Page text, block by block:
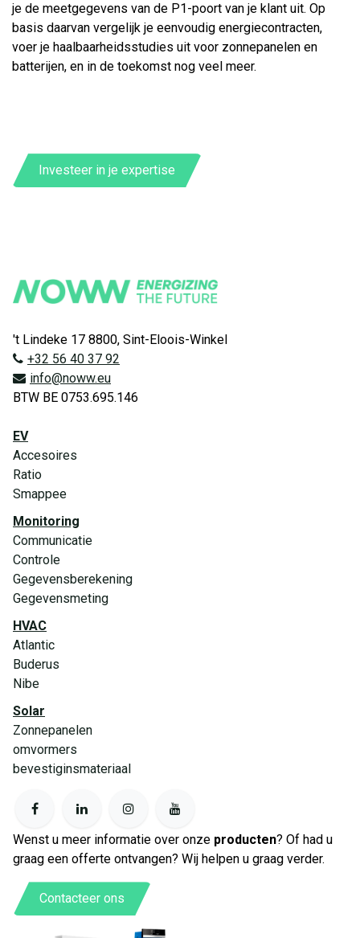
je de meetgegevens van de P1-poort van je klant uit. Op
basis daarvan vergelijk je eenvoudig energiecontracten,
voer je haalbaarheidsstudies uit voor zonnepanelen en
batterijen, en in de toekomst nog veel meer.
Investeer in je expertise
't Lindeke 17 8800, Sint-Eloois-Winkel
+32 56 40 37 92
info@noww.eu
BTW BE 0753.695.146
EV
Accesoires
Ratio
Smappee
Monitoring
Communicatie
Controle
Gegevensberekening
Gegevensmeting
HVAC
Atlantic
Buderus
Nibe
Solar
Zonnepanelen
omvormers
bevestiginsmateriaal
Wenst u meer informatie over onze producten? Of had u
graag een offerte ontvangen? Wij helpen u graag verder.
Contacteer ons